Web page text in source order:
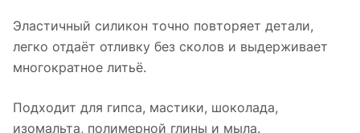
Эластичный силикон точно повторяет детали,
легко отдаёт отливку без сколов и выдерживает
многократное литьё.
Подходит для гипса, мастики, шоколада,
изомальта, полимерной глины и мыла.